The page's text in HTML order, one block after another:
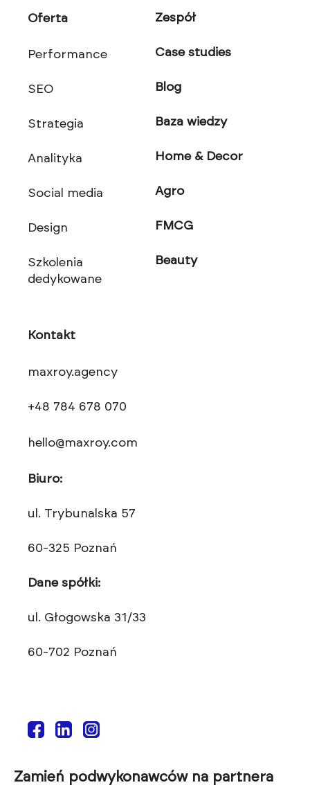
Oferta
Performance
SEO
Strategia
Analityka
Social media
Design
Szkolenia
dedykowane
Kontakt
maxroy.agency
+48 784 678 070
hello@maxroy.com
Biuro:
ul. Trybunalska 57
60-325 Poznań
Dane spółki:
ul. Głogowska 31/33
60-702 Poznań
Zespół
Case studies
Blog
Baza wiedzy
Home & Decor
Agro
FMCG
Beauty
Zamień podwykonawców na partnera